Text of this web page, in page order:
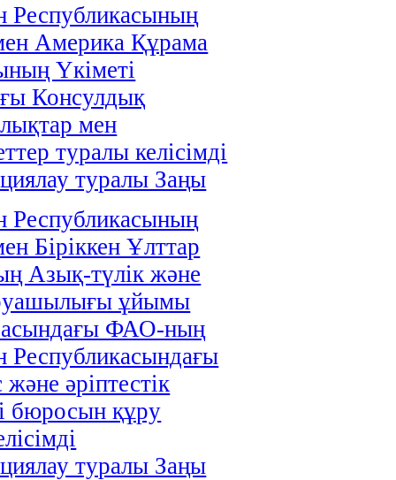
Республикасының
Америка Құрама
Үкіметі
Консулдық
мен
туралы келісімді
туралы Заңы
Республикасының
Біріккен Ұлттар
Азық-түлік және
ұйымы
ФАО-ның
Республикасындағы
әріптестік
бюросын құру
туралы Заңы